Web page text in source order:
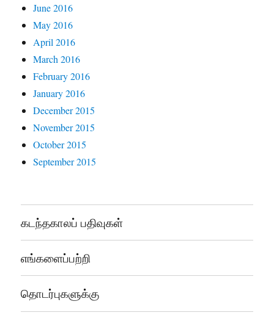
June 2016
May 2016
April 2016
March 2016
February 2016
January 2016
December 2015
November 2015
October 2015
September 2015
கடந்தகாலப் பதிவுகள்
எங்களைப்பற்றி
தொடர்புகளுக்கு